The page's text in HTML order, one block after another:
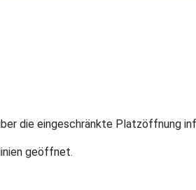
die eingeschränkte Platzöffnung
geöffnet.